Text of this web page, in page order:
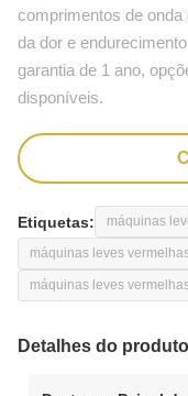
comprimentos de
da dor e
garantia de 1 ano,
disponíveis.
Etiquetas: máquinas
máquinas leves
máquinas leves
Detalhes do produto